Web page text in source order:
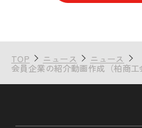
TOP ニュース ニュース
会員企業の紹介動画作成（柏商工